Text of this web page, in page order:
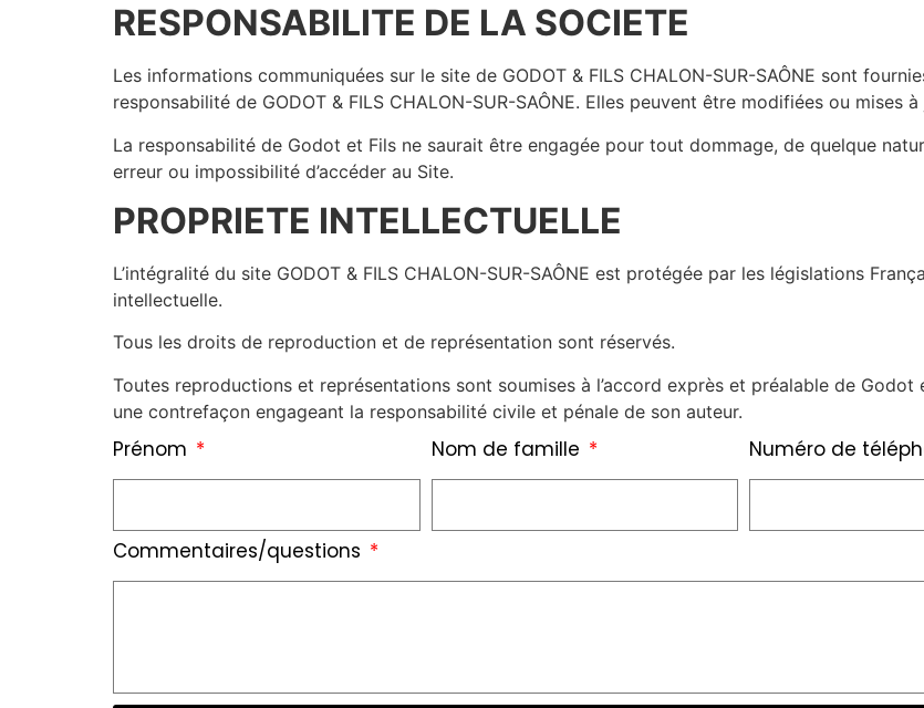
RESPONSABILITE DE LA SOCIETE
Les informations communiquées sur le site de GODOT & FILS CHALON-SUR-SAÔNE sont
responsabilité de GODOT & FILS CHALON-SUR-SAÔNE. Elles peuvent être modifiées ou mises
La responsabilité de Godot et Fils ne saurait être engagée pour tout dommage, de quelque
erreur ou impossibilité d’accéder au Site.
PROPRIETE INTELLECTUELLE
L’intégralité du site GODOT & FILS CHALON-SUR-SAÔNE est protégée par les législations
intellectuelle.
Tous les droits de reproduction et de représentation sont réservés.
Toutes reproductions et représentations sont soumises à l’accord exprès et préalable de
une contrefaçon engageant la responsabilité civile et pénale de son auteur.
Prénom Nom de famille Numéro de
Commentaires/questions